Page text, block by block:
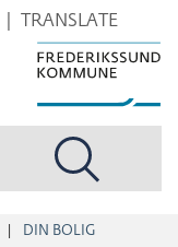
TRANSLATE
DIN BOLIG